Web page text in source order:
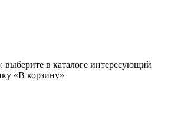
выберите в каталоге интересующий
«В корзину»